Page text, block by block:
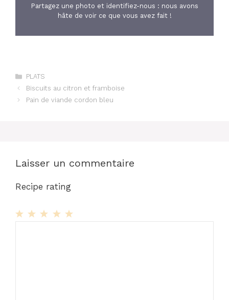
Partagez une photo et identifiez-nous : nous avons
hâte de voir ce que vous avez fait !
Catégories
PLATS
Biscuits au citron et framboise
Pain de viande cordon bleu
Laisser un commentaire
Recipe rating